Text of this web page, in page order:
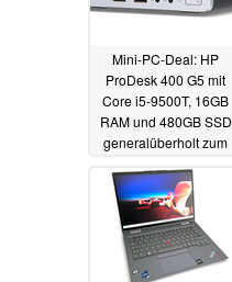
Mini-PC-Deal: HP
ProDesk 400 G5 mit
Core i5-9500T, 16GB
RAM und 480GB SSD
generalüberholt zum